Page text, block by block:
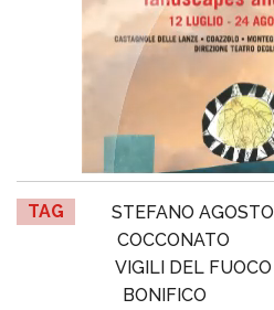
TAG STEFANO AGOSTO
COCCONATO
VIGILI DEL FUOCO
BONIFICO